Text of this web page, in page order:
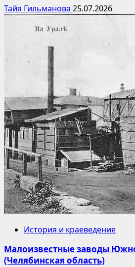
Тайя Гильманова 25.07.2026
История и краеведение
Малоизвестные заводы
(Челябинская область)